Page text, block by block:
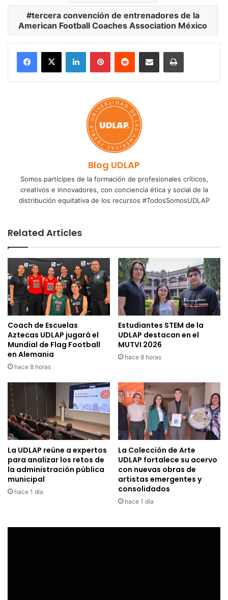
tercera convención de entrenadores de la
American Football Coaches Association México
LinkedInPinterestReddit Share via Email Print
Blog UDLAP
Somos partícipes de la formación de profesionales críticos,
creativos e innovadores, con conciencia ética y social de la
distribución equitativa de los recursos #TodosSomosUDLAP
Related Articles
Coach de Escuelas
Aztecas UDLAP jugará el
Mundial de Flag Football
en Alemania
hace 8 horas
Estudiantes STEM de la
UDLAP destacan en el
MUTVI 2026
hace 8 horas
La UDLAP reúne a expertos
para analizar los retos de
la administración pública
municipal
hace 1 día
La Colección de Arte
UDLAP fortalece su acervo
con nuevas obras de
artistas emergentes y
consolidados
hace 1 día